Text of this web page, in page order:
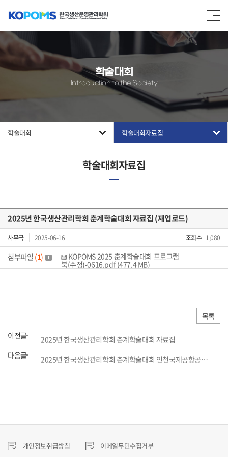
학술대회
Introduction to the Society
학술대회 학술대회자료집
학술대회자료집
2025년 한국생산관리학회 춘계학술대회 자료집 (재업로드)
사무국 2025-06-16 조회수 1,080
첨부파일 (1)
KOPOMS 2025 춘계학술대회 프로그램
북(수정)-0616.pdf (477.4 MB)
목록
이전글
2025년 한국생산관리학회 춘계학술대회 자료집
다음글
2025년 한국생산관리학회 춘계학술대회 인천국제공항공사 대학생 제안 경진대회 자료집
개인정보취급방침 이메일무단수집거부